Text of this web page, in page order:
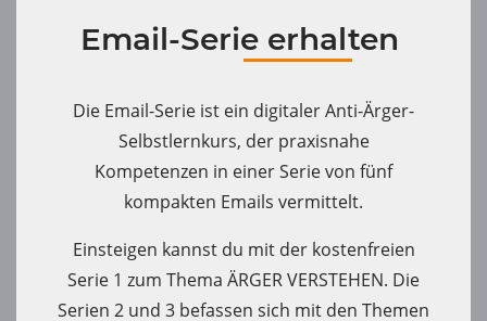
Email-Serie erhalten
Die Email-Serie ist ein digitaler Anti-Ärger-
Selbstlernkurs, der praxisnahe
Kompetenzen in einer Serie von fünf
kompakten Emails vermittelt.
Einsteigen kannst du mit der kostenfreien
Serie 1 zum Thema ÄRGER VERSTEHEN. Die
Serien 2 und 3 befassen sich mit den Themen